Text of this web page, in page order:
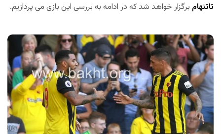
تاتنهام برگزار خواهد شد که در ادامه به بررسی این بازی می پردازیم.